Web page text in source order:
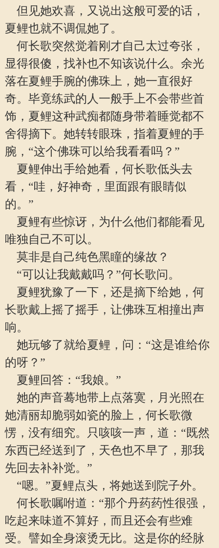
但见她欢喜，又说出这般可爱的话，
夏鲤也就不调侃她了。
何长歌突然觉着刚才自己太过夸张，
显得很傻，找补也不知该说什么。余光
落在夏鲤手腕的佛珠上，她一直很好
奇。毕竟练武的人一般手上不会带些首
饰，夏鲤这种武痴都随身带着睡觉都不
舍得摘下。她转转眼珠，指着夏鲤的手
腕，“这个佛珠可以给我看看吗？”
夏鲤伸出手给她看，何长歌低头去
看，“哇，好神奇，里面跟有眼睛似
的。”
夏鲤有些惊讶，为什么他们都能看见
唯独自己不可以。
莫非是自己纯色黑瞳的缘故？
“可以让我戴戴吗？”何长歌问。
夏鲤犹豫了一下，还是摘下给她，何
长歌戴上摇了摇手，让佛珠互相撞出声
响。
她玩够了就给夏鲤，问：“这是谁给你
的呀？”
夏鲤回答：“我娘。”
她的声音蓦地带上点落寞，月光照在
她清丽却脆弱如瓷的脸上，何长歌微
愣，没有细究。只咳咳一声，道：“既然
东西已经送到了，天色也不早了，那我
先回去补补觉。”
“嗯。”夏鲤点头，将她送到院子外。
何长歌嘱咐道：“那个丹药药性很强，
吃起来味道不算好，而且还会有些难
受。譬如全身滚烫无比。这是你的经脉